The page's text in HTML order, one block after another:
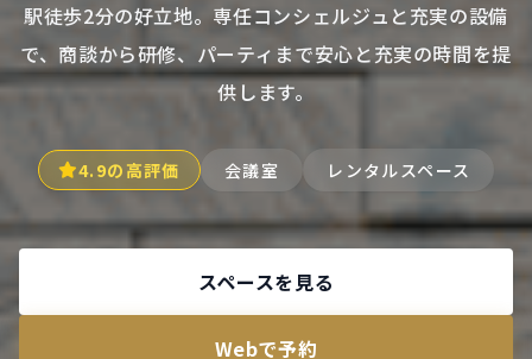
駅徒歩2分の好立地。専任コンシェルジュと充実の設備
で、 商談から研修、パーティまで安心と充実の時間を提
供します。
4.9の高評価 会議室 レンタルスペース
スペースを見る
Webで予約